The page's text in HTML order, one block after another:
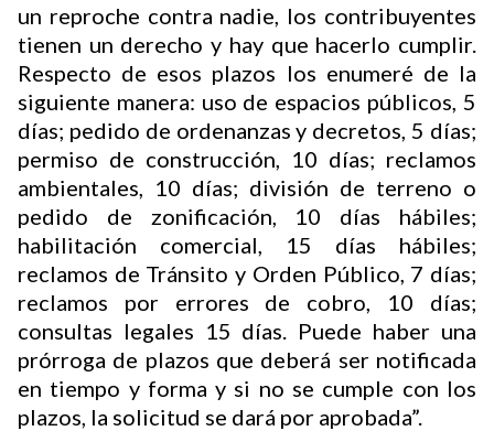
un reproche contra nadie, los contribuyentes
tienen un derecho y hay que hacerlo cumplir.
Respecto de esos plazos los enumeré de la
siguiente manera: uso de espacios públicos, 5
días; pedido de ordenanzas y decretos, 5 días;
permiso de construcción, 10 días; reclamos
ambientales, 10 días; división de terreno o
pedido de zonificación, 10 días hábiles;
habilitación comercial, 15 días hábiles;
reclamos de Tránsito y Orden Público, 7 días;
reclamos por errores de cobro, 10 días;
consultas legales 15 días. Puede haber una
prórroga de plazos que deberá ser notificada
en tiempo y forma y si no se cumple con los
plazos, la solicitud se dará por aprobada”.